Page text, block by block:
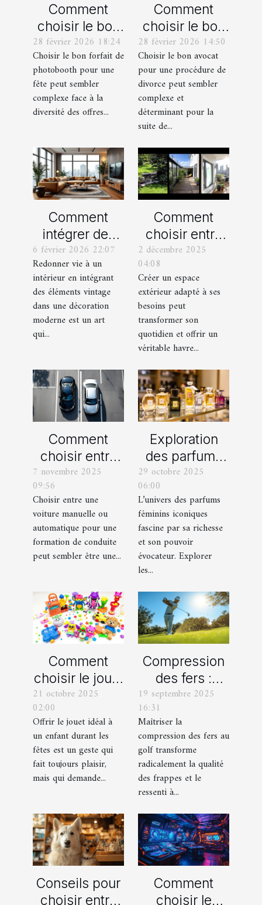
Comment
choisir le bon
forfait de
photobooth
pour votre fête
28 février 2026 18:24
Choisir le bon forfait de
photobooth pour une
fête peut sembler
complexe face à la
diversité des offres...
Comment
choisir le bon
avocat pour
votre
procédure de
divorce ?
28 février 2026 14:50
Choisir le bon avocat
pour une procédure de
divorce peut sembler
complexe et
déterminant pour la
suite de...
Comment
intégrer des
éléments
vintage dans
une décoration
moderne ?
6 février 2026 22:07
Redonner vie à un
intérieur en intégrant
des éléments vintage
dans une décoration
moderne est un art
qui...
Comment
choisir entre
un jardin, une
terrasse et un
balcon pour
votre espace
extérieur ?
2 décembre 2025
04:08
Créer un espace
extérieur adapté à ses
besoins peut
transformer son
quotidien et offrir un
véritable havre...
Comment
choisir entre
une voiture
manuelle ou
automatique
pour votre
formation de
conduite ?
7 novembre 2025
09:56
Choisir entre une
voiture manuelle ou
automatique pour une
formation de conduite
peut sembler être une...
Exploration
des parfums
féminins
iconiques et
leurs
variations
29 octobre 2025
06:00
L’univers des parfums
féminins iconiques
fascine par sa richesse
et son pouvoir
évocateur. Explorer
les...
Comment
choisir le jouet
parfait pour
chaque âge
durant les
fêtes ?
21 octobre 2025
02:00
Offrir le jouet idéal à
un enfant durant les
fêtes est un geste qui
fait toujours plaisir,
mais qui demande...
Compression
des fers :
comment
obtenir des
frappes plus
solides ?
19 septembre 2025
16:31
Maîtriser la
compression des fers au
golf transforme
radicalement la qualité
des frappes et le
ressenti à...
Conseils pour
choisir entre
Comment
choisir le